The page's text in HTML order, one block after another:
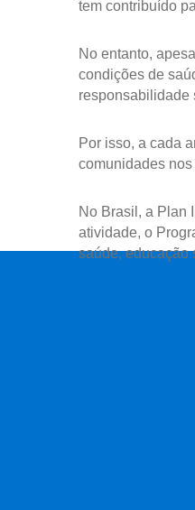
tem contribuído
No entanto,
condições de
responsabilidade
Por isso, a cada
comunidades
No Brasil, a Plan
atividade, o
saúde, educação